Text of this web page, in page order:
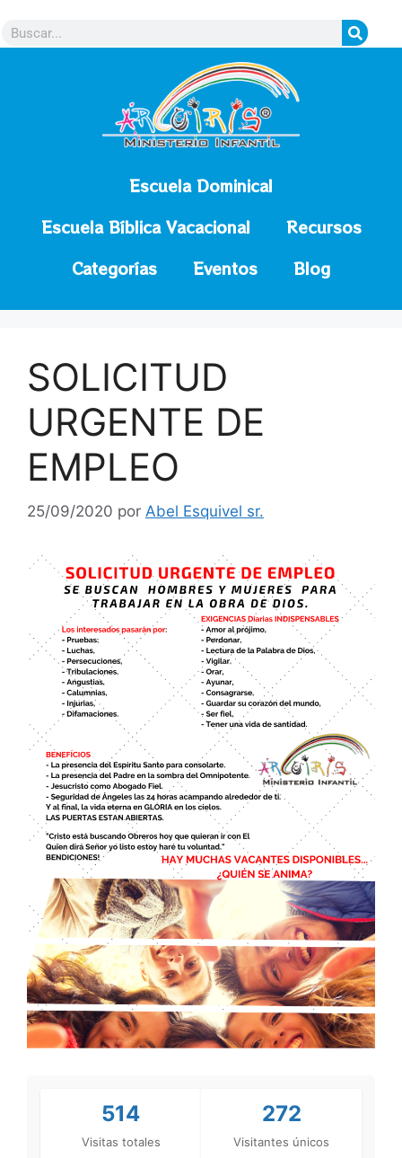
Escuela Dominical
Escuela Bíblica Vacacional
Recursos
Categorías
Eventos Blog
SOLICITUD
URGENTE DE
EMPLEO
25/09/2020 por Abel Esquivel sr.
514
Visitas totales
272
Visitantes únicos